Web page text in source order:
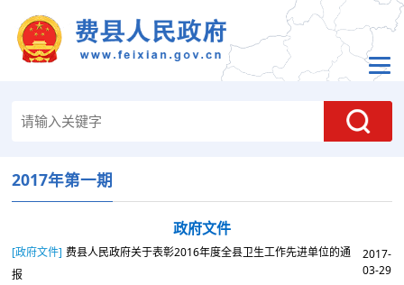
2017年第一期
政府文件
[政府文件] 费县人民政府关于表彰2016年度全县卫生工作先进单位的通
报
2017-
03-29